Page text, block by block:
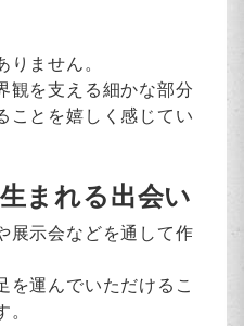
りません。
観を支える細かな部分
ことを嬉しく感じてい
まれる出会い
展示会などを通して作
を運んでいただけるこ
。